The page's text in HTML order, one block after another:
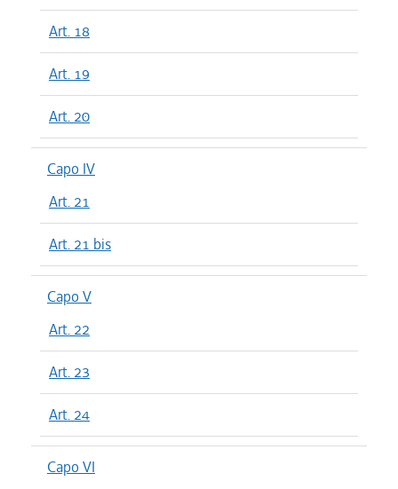
Art. 18
Art. 19
Art. 20
Capo IV
Art. 21
Art. 21 bis
Capo V
Art. 22
Art. 23
Art. 24
Capo VI